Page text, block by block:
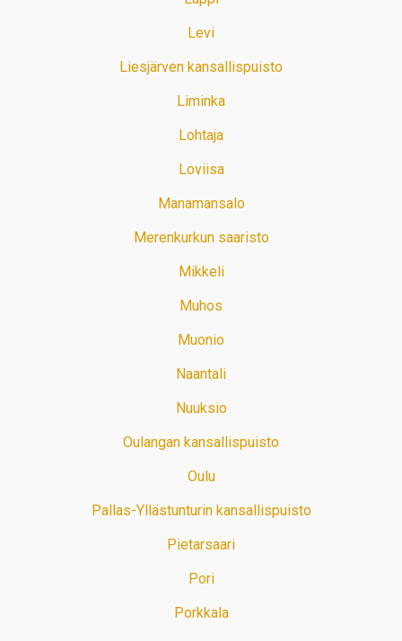
Levi
Liesjärven kansallispuisto
Liminka
Lohtaja
Loviisa
Manamansalo
Merenkurkun saaristo
Mikkeli
Muhos
Muonio
Naantali
Nuuksio
Oulangan kansallispuisto
Oulu
Pallas-Yllästunturin kansallispuisto
Pietarsaari
Pori
Porkkala